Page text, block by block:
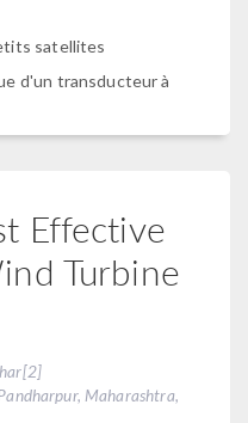
satellites
d'un transducteur à
Effective
Turbine
Maharashtra,